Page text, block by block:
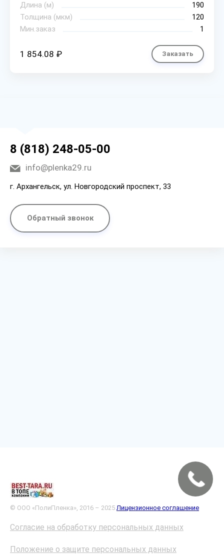
Длина (м)
190
Толщина (мкм)
120
Мин.заказ
1
1 854.08 ₽ Заказать
8 (818) 248-05-00
info@plenka29.ru
г. Архангельск, ул. Новгородский проспект, 33
Обратный звонок
© ООО «ПолиПленка», 2016 – 2025 Лицензионное соглашение
Согласие на обработку персональных данных
Положение о защите персональных данных